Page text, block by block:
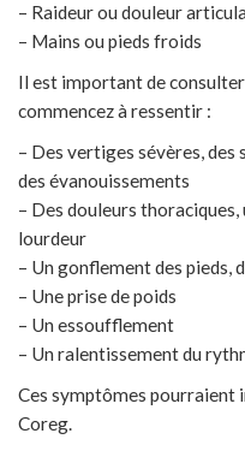
– Raideur ou douleur
– Mains ou pieds froids
Il est important de
commencez à ressentir :
– Des vertiges sévères, des
des évanouissements
– Des douleurs thoraciques,
lourdeur
– Un gonflement des pieds,
– Une prise de poids
– Un essoufflement
– Un ralentissement du
Ces symptômes pourraient
Coreg.